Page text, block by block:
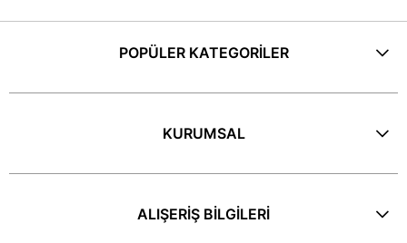
POPÜLER KATEGORİLER
KURUMSAL
ALIŞERİŞ BİLGİLERİ